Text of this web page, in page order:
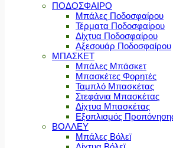
ΠΟΔΟΣΦΑΙΡΟ
Μπάλες Ποδοσφαίρου
Τέρματα Ποδοσφαίρου
Δίχτυα Ποδοσφαίρου
Αξεσουάρ Ποδοσφαίρου
ΜΠΑΣΚΕΤ
Μπάλες Μπάσκετ
Μπασκέτες Φορητές
Ταμπλό Μπασκέτας
Στεφάνια Μπασκέτας
Δίχτυα Μπασκέτας
Εξοπλισμός
ΒΟΛΛΕΥ
Μπάλες Βόλεϊ